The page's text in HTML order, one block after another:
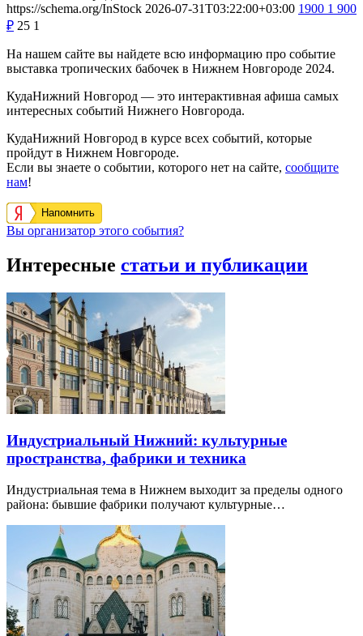
2027-03-30 2027-03-30
Нижний Новгород МТС Live Холл Нижний Новгород
Группа «Мельница» — Нижний
Новгород, 30 марта 2027
30 марта 2027 года в Нижнем Новгороде выступит группа
Нижний Новгород…
₽ 25
На нашем сайте вы найдете всю информацию про событие
выставка тропических бабочек в Нижнем Новгороде 2024.
КудаНижний Новгород — это интерактивная афиша самых
интересных событий Нижнего Новгорода.
КудаНижний Новгород в курсе всех событий, которые
Если вы знаете о событии, которого нет на сайте,сообщите
нам!
Напомнить
Вы организатор этого события?
Интересныестатьи и публикации